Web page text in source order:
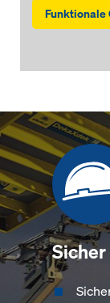
Funktionale
Sicher